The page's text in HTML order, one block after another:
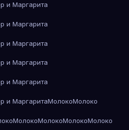
и Маргарита
и Маргарита
и Маргарита
и Маргарита
и Маргарита
и МаргаритаМолокоМолоко
МолокоМолокоМолокоМолоко